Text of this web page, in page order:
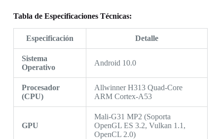
Tabla de Especificaciones Técnicas:
Especificación Detalle
Sistema
Operativo
Android 10.0
Procesador
(CPU)
Allwinner H313 Quad-Core
ARM Cortex-A53
GPU
Mali-G31 MP2 (Soporta
OpenGL ES 3.2, Vulkan 1.1,
OpenCL 2.0)